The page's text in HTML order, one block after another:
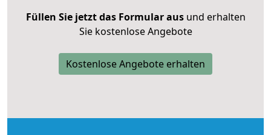
Füllen Sie jetzt das Formular ausund erhalten
Sie kostenlose Angebote
Kostenlose Angebote erhalten